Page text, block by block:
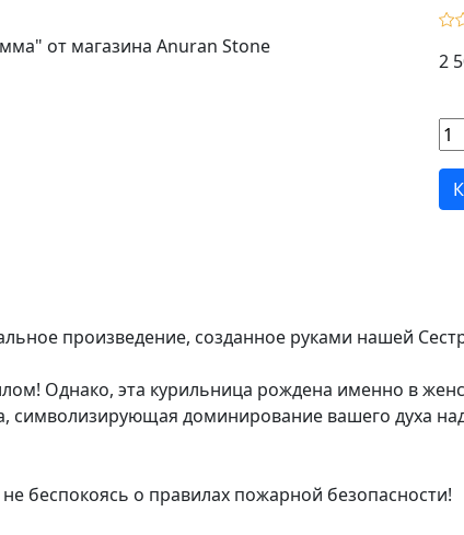
2
произведение, созданное руками нашей
Однако, эта курильница рождена именно в
символизирующая доминирование вашего духа
беспокоясь о правилах пожарной безопасности!